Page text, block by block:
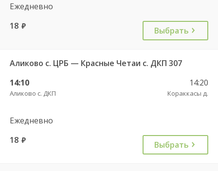
Ежедневно
18 руб. Выбрать
Аликово с. ЦРБ — Красные Четаи с. ДКП 307
14:10
Аликово с. ДКП
14:20
Кораккасы д.
Ежедневно
18 руб. Выбрать